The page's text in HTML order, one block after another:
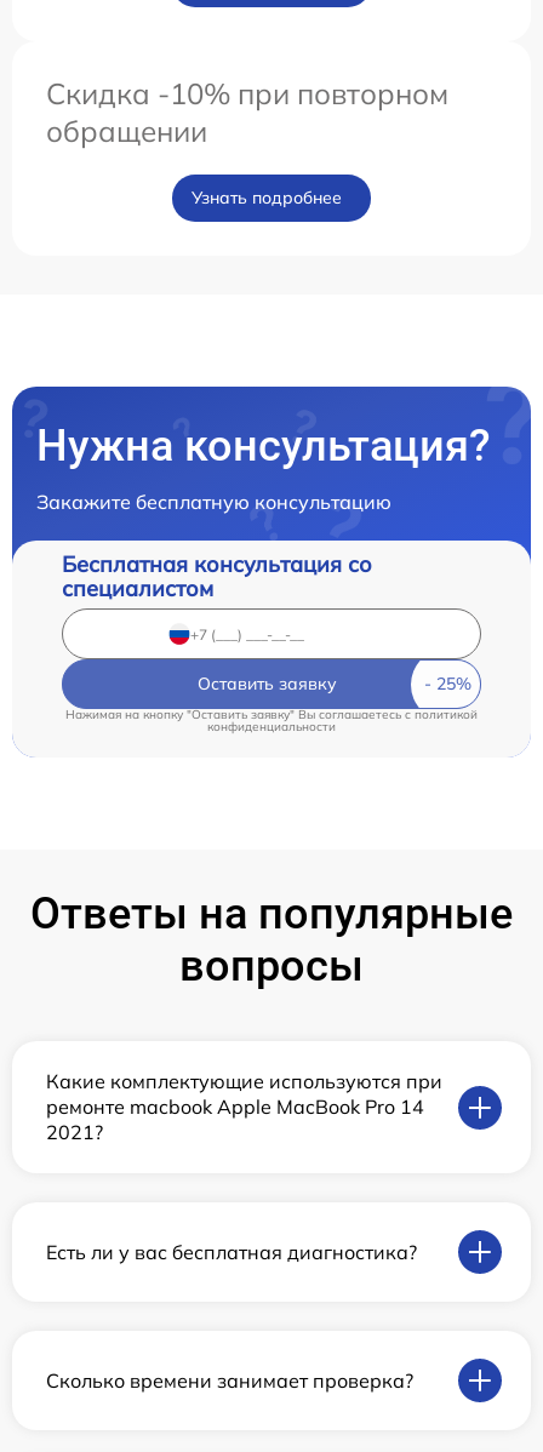
Скидка -10% при повторном
обращении
Узнать подробнее
Нужна консультация?
Закажите бесплатную консультацию
Бесплатная консультация со
специалистом
Оставить заявку
Нажимая на кнопку "Оставить заявку" Вы соглашаетесь cполитикой
конфиденциальности
Ответы на популярные
вопросы
Какие комплектующие используются при
ремонте macbook Apple MacBook Pro 14
2021?
Есть ли у вас бесплатная диагностика?
Сколько времени занимает проверка?